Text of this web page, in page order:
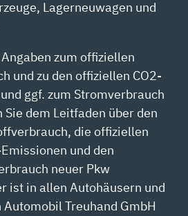
Lagerneuwagen und
zum offiziellen
und zu den offiziellen CO2-
ggf. zum Stromverbrauch
Sie dem Leitfaden über den
die offiziellen
und den
neuer Pkw
ist in allen Autohäusern und
Treuhand GmbH